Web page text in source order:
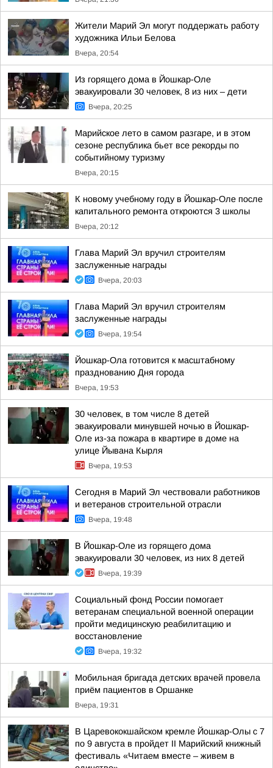
Жители Марий Эл могут поддержать работу
художника Ильи Белова
Вчера, 20:54
Из горящего дома в Йошкар-Оле
эвакуировали 30 человек, 8 из них – дети
Вчера, 20:25
Марийское лето в самом разгаре, и в этом
сезоне республика бьет все рекорды по
событийному туризму
Вчера, 20:15
К новому учебному году в Йошкар-Оле после
капитального ремонта откроются 3 школы
Вчера, 20:12
Глава Марий Эл вручил строителям
заслуженные награды
Вчера, 20:03
Глава Марий Эл вручил строителям
заслуженные награды
Вчера, 19:54
Йошкар-Ола готовится к масштабному
празднованию Дня города
Вчера, 19:53
30 человек, в том числе 8 детей
эвакуировали минувшей ночью в Йошкар-
Оле из-за пожара в квартире в доме на
улице Йывана Кырля
Вчера, 19:53
Сегодня в Марий Эл чествовали работников
и ветеранов строительной отрасли
Вчера, 19:48
В Йошкар-Оле из горящего дома
эвакуировали 30 человек, из них 8 детей
Вчера, 19:39
Социальный фонд России помогает
ветеранам специальной военной операции
пройти медицинскую реабилитацию и
восстановление
Вчера, 19:32
Мобильная бригада детских врачей провела
приём пациентов в Оршанке
Вчера, 19:31
В Царевококшайском кремле Йошкар-Олы с 7
по 9 августа в пройдет II Марийский книжный
фестиваль «Читаем вместе – живем в